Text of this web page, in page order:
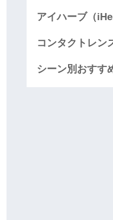
アイハーブ（
コンタクトレン
シーン別おすす